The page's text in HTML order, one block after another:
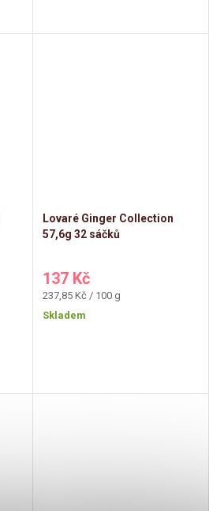
Lovaré Ginger Collection
57,6g 32 sáčků
137 Kč
Měrná
cena:
237,85 Kč / 100 g
Skladem